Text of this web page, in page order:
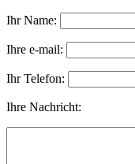
Ihr Name:
Ihre e-mail:
Ihr Telefon:
Ihre Nachricht: